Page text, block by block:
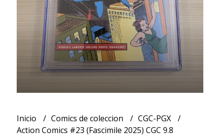
Inicio Comics de coleccion
CGC-PGX
Action Comics #23 (Fascimile 2025) CGC 9.8